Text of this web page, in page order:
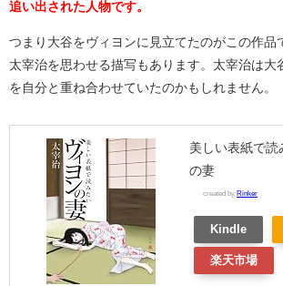
追い出された人物です。
つまり大谷をヴィヨンに見立てたのがこの作品
太宰治を思わせる描写もあります。太宰治は大
を自分と重ね合わせていたのかもしれません。
美しい表紙で
の妻
created by Rinker
Kindle
楽天市場